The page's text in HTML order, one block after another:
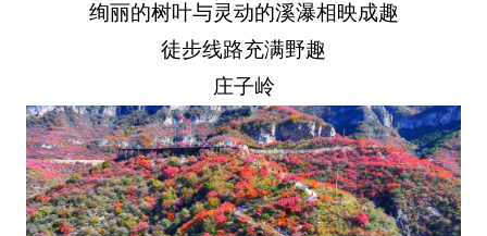
绚丽的树叶与灵动的溪瀑相映成趣
徒步线路充满野趣
庄子岭